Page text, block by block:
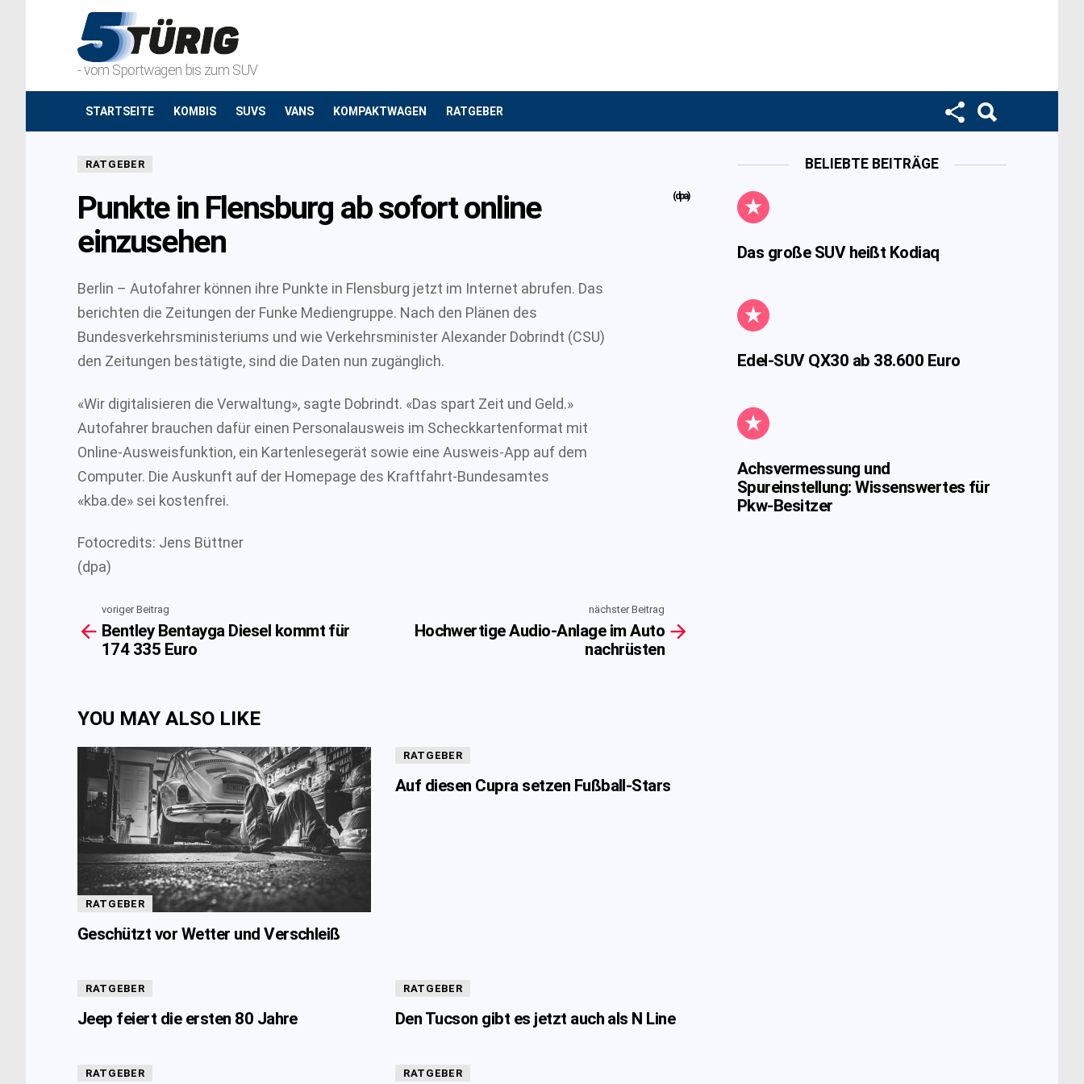
- vom Sportwagen bis zum SUV
STARTSEITE KOMBIS SUVS VANS KOMPAKTWAGEN RATGEBER
RATGEBER
Punkte in Flensburg ab sofort online
einzusehen
(dpa)
Berlin – Autofahrer können ihre Punkte in Flensburg jetzt im Internet abrufen. Das
berichten die Zeitungen der Funke Mediengruppe. Nach den Plänen des
Bundesverkehrsministeriums und wie Verkehrsminister Alexander Dobrindt (CSU)
den Zeitungen bestätigte, sind die Daten nun zugänglich.
«Wir digitalisieren die Verwaltung», sagte Dobrindt. «Das spart Zeit und Geld.»
Autofahrer brauchen dafür einen Personalausweis im Scheckkartenformat mit
Online-Ausweisfunktion, ein Kartenlesegerät sowie eine Ausweis-App auf dem
Computer. Die Auskunft auf der Homepage des Kraftfahrt-Bundesamtes
«kba.de» sei kostenfrei.
Fotocredits: Jens Büttner
(dpa)
more
voriger Beitrag
Bentley Bentayga Diesel kommt für
174 335 Euro
nächster Beitrag
Hochwertige Audio-Anlage im Auto
nachrüsten
YOU MAY ALSO LIKE
RATGEBER
Geschützt vor Wetter und Verschleiß
RATGEBER
Auf diesen Cupra setzen Fußball-Stars
RATGEBER
Jeep feiert die ersten 80 Jahre
RATGEBER
Den Tucson gibt es jetzt auch als N Line
RATGEBER RATGEBER
BELIEBTE BEITRÄGE
Das große SUV heißt Kodiaq
Edel-SUV QX30 ab 38.600 Euro
Achsvermessung und
Spureinstellung: Wissenswertes für
Pkw-Besitzer